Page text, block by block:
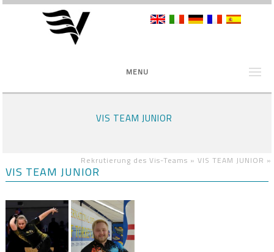
MENU
VIS TEAM JUNIOR
Rekrutierung des Vis-Teams » VIS TEAM JUNIOR »
VIS TEAM JUNIOR